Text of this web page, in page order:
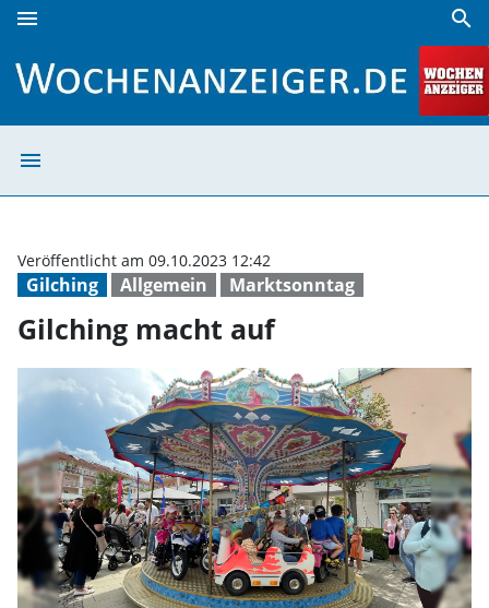
menu search
menu
Gilching Allgemein Marktsonntag
Veröffentlicht am 09.10.2023 12:42
Gilching macht auf